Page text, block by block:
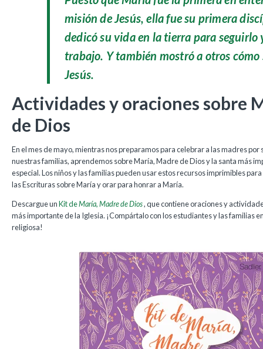
misión de Jesús, ella fue su primera
dedicó su vida en la tierra para seguirlo
trabajo. Y también mostró a otros cómo
Jesús.
Actividades y oraciones sobre
de Dios
En el mes de mayo, mientras nos preparamos para celebrar a las madres
nuestras familias, aprendemos sobre María, Madre de Dios y la santa más
especial.Los niños y las familias pueden usar estos recursos imprimibles
las Escrituras sobre María y orar para honrar a María.
Descargue unKit deMaría, Madre de Dios, que contiene oraciones y
más importante de la Iglesia. ¡Compártalo con los estudiantes y las familias
religiosa!